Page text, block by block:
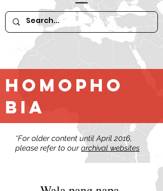
Homopho
bia
*For older content until April 2016,
please refer to ourarchival websites